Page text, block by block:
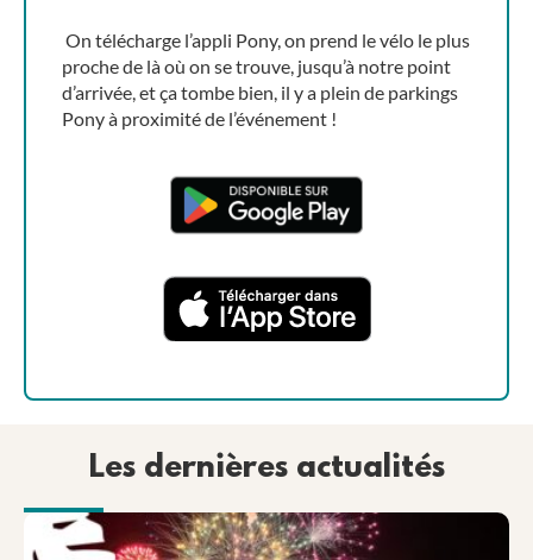
On télécharge l’appli Pony, on prend le vélo le plus
proche de là où on se trouve, jusqu’à notre point
d’arrivée, et ça tombe bien, il y a plein de parkings
Pony à proximité de l’événement !
Les dernières actualités